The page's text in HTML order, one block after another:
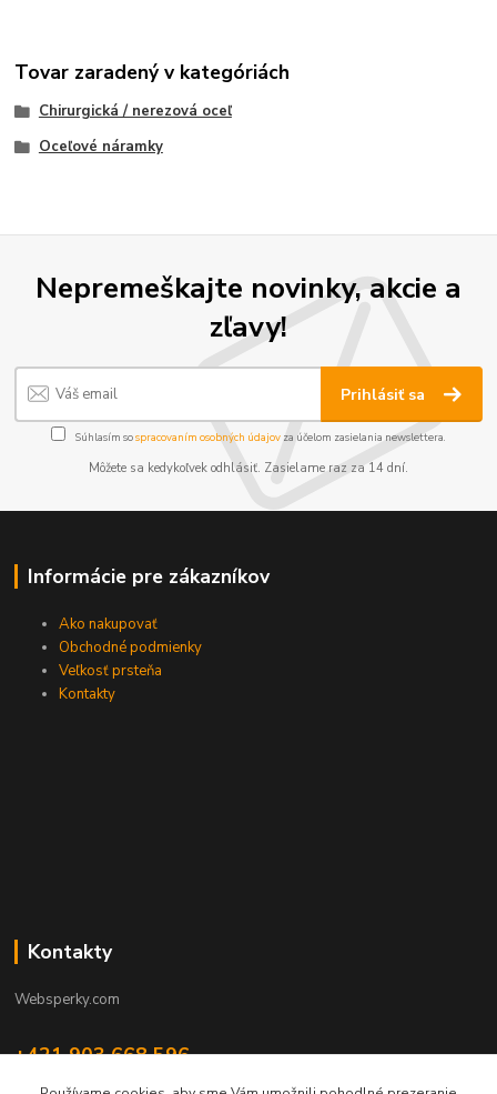
Tovar zaradený v kategóriách
Chirurgická / nerezová oceľ
Oceľové náramky
Nepremeškajte novinky, akcie a
zľavy!
Prihlásiť sa
Súhlasím sospracovaním osobných údajov za účelom zasielania newslettera.
Môžete sa kedykoľvek odhlásiť. Zasielame raz za 14 dní.
Informácie pre zákazníkov
Ako nakupovať
Obchodné podmienky
Veľkosť prsteňa
Kontakty
Kontakty
Websperky.com
+421 903 668 596